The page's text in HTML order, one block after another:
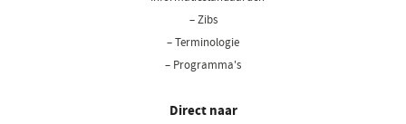
– Zibs
– Terminologie
– Programma's
Direct naar